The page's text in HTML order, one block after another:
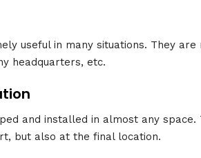
useful in many situations. They
headquarters, etc.
and installed in almost any
but also at the final location.